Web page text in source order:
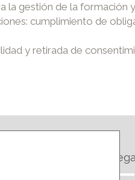
la gestión de la formación
cumplimiento de
y retirada de